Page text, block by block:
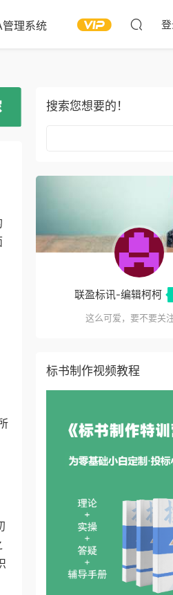
管理系统
搜索您想要的！
联盈标讯-编辑柯柯
这么可爱，要不要关
标书制作视频教程